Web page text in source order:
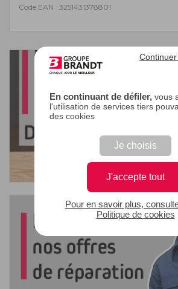
En continuant de défiler,vous
l'utilisation de services tiers
des cookies
Je choisis
J'accepte tout
Pour en savoir plus,
Politique de cookies
Code EAN : 3251431378801